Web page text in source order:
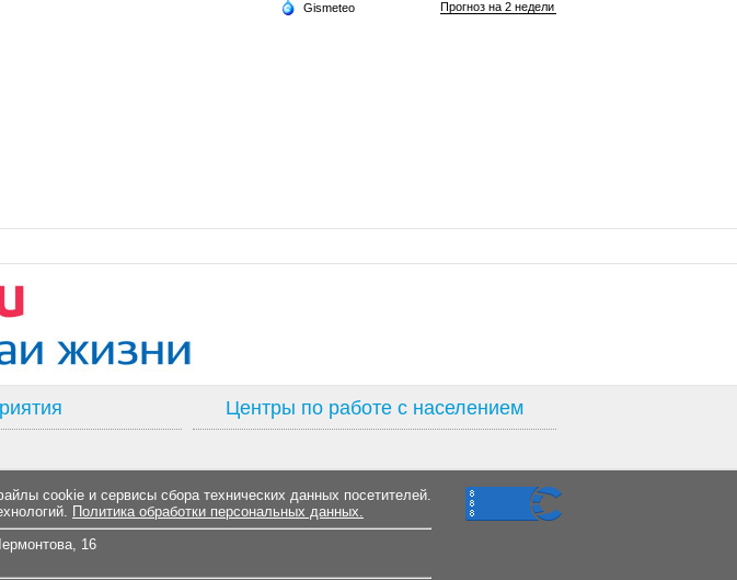
Центры по работе с населением
cookie и сервисы сбора технических данных посетителей.
Политика обработки персональных данных.
16